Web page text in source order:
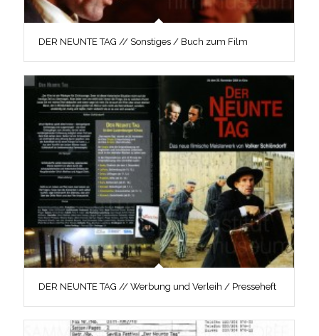
DER NEUNTE TAG // Sonstiges / Buch zum Film
DER NEUNTE TAG // Werbung und Verleih / Presseheft